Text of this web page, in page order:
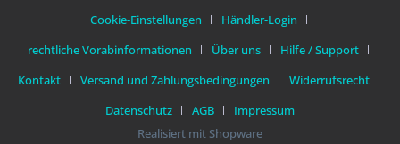
Cookie-Einstellungen
Händler-Login
rechtliche Vorabinformationen
Über uns
Hilfe / Support
Kontakt
Versand und Zahlungsbedingungen
Widerrufsrecht
Datenschutz
AGB
Impressum
Realisiert mit Shopware